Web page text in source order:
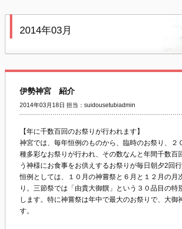
2014年03月
伊勢神宮 紹介
2014年03月18日 担当：suidousetubiadmin
【年に千数百回のお祭りが行われます】
神宮では、毎年恒例のものから、臨時のお祭り、２
種多彩なお祭りが行われ、その数なんと年間千数百
う神様にお食事をお供えするお祭りが毎日朝夕2回行
恒例としては、１０月の神嘗祭と６月と１２月の月
り。三節祭では「由貴大御饌」という３０品目の特
します。特に神嘗祭は年中で最大のお祭りで、大御
す。